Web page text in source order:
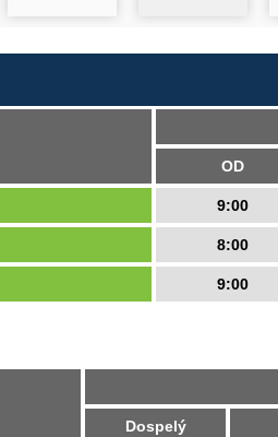
OD
9:00
8:00
9:00
Dospelý